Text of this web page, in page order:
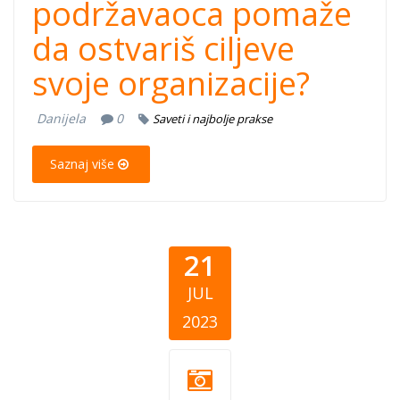
podržavaoca pomaže
da ostvariš ciljeve
svoje organizacije?
Danijela 0 Saveti i najbolje prakse
Saznaj više
21
JUL
2023